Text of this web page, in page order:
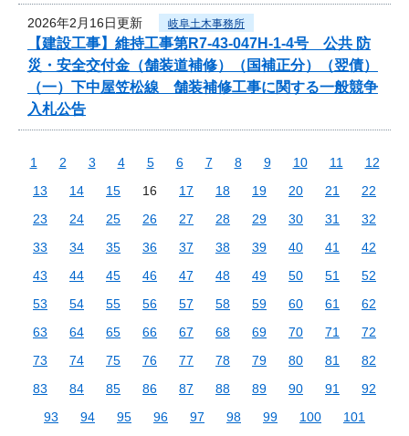
2026年2月16日更新 岐阜土木事務所
【建設工事】維持工事第R7-43-047H-1-4号 公共 防
災・安全交付金（舗装道補修）（国補正分）（翌債）
（一）下中屋笠松線 舗装補修工事に関する一般競争
入札公告
1 2 3 4 5 6 7 8 9 10 11
12
13
14 15 16 17 18 19 20 21
22
23
24 25 26 27 28 29 30 31
32
33
34 35 36 37 38 39 40 41
42
43
44 45 46 47 48 49 50 51
52
53
54 55 56 57 58 59 60 61
62
63
64 65 66 67 68 69 70 71
72
73
74 75 76 77 78 79 80 81
82
83
84 85 86 87 88 89 90 91
92
93
94 95 96 97 98 99 100
101